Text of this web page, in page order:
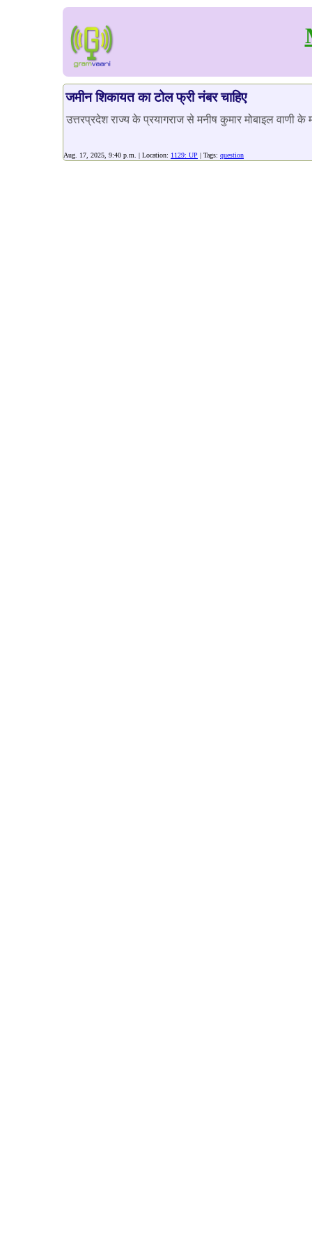
जमीन शिकायत का टोल फ्री नंबर चाहिए
उत्तरप्रदेश राज्य के प्रयागराज से मनीष कुमार मोबाइल वाणी
Aug. 17, 2025, 9:40 p.m. | Location: 1129: UP | Tags: question